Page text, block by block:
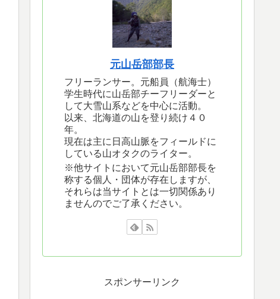
元山岳部部長
フリーランサー。元船員（航海士）
学生時代に山岳部チーフリーダーと
して大雪山系などを中心に活動。
以来、北海道の山を登り続け４０
年。
現在は主に日高山脈をフィールドに
している山オタクのライター。
※他サイトにおいて元山岳部部長を
称する個人・団体が存在しますが、
それらは当サイトとは一切関係あり
ませんのでご了承ください。
スポンサーリンク